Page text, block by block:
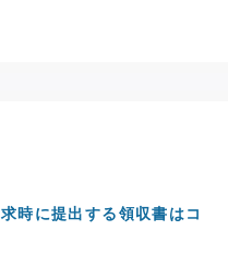
時に提出する領収書はコ